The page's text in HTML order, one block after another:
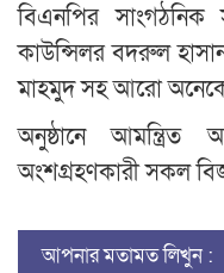
বিএনপির
কাউন্সিলর বদরুল
মাহমুদ সহ আরো
অনুষ্ঠানে আমন্ত্রিত
অংশগ্রহণকারী সকল
আপনার মতামত লিখুন :